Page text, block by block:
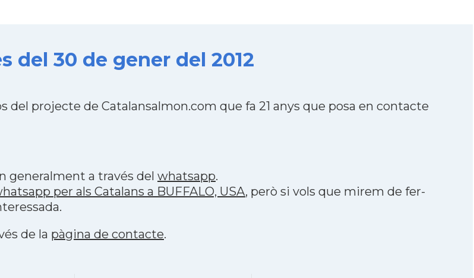
del 30 de gener del 2012
del projecte de Catalansalmon.com que fa 21 anys que posa en contacte
generalment a través del whatsapp.
per als Catalans a BUFFALO, USA, però si vols que mirem de fer-
de la pàgina de contacte.